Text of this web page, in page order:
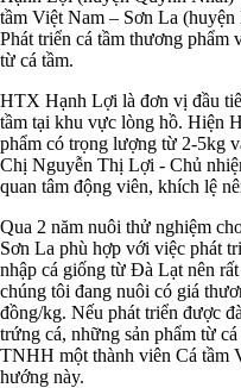
tầm Việt Nam – Sơn La
Phát triển cá tầm thương phẩm
từ cá tầm.
HTX Hạnh Lợi là đơn vị đầu
tầm tại khu vực lòng hồ. Hiện
phẩm có trọng lượng từ 2-5kg
Chị Nguyễn Thị Lợi - Chủ
quan tâm động viên, khích lệ
Qua 2 năm nuôi thử nghiệm
Sơn La phù hợp với việc phát
nhập cá giống từ Đà Lạt nên
chúng tôi đang nuôi có giá
đồng/kg. Nếu phát triển được
trứng cá, những sản phẩm từ
TNHH một thành viên Cá tầm
hướng này.